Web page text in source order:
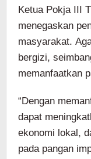
Ketua Pokja III
menegaskan
masyarakat.
bergizi,
memanfaatkan
“Dengan
dapat
ekonomi lokal,
pada pangan